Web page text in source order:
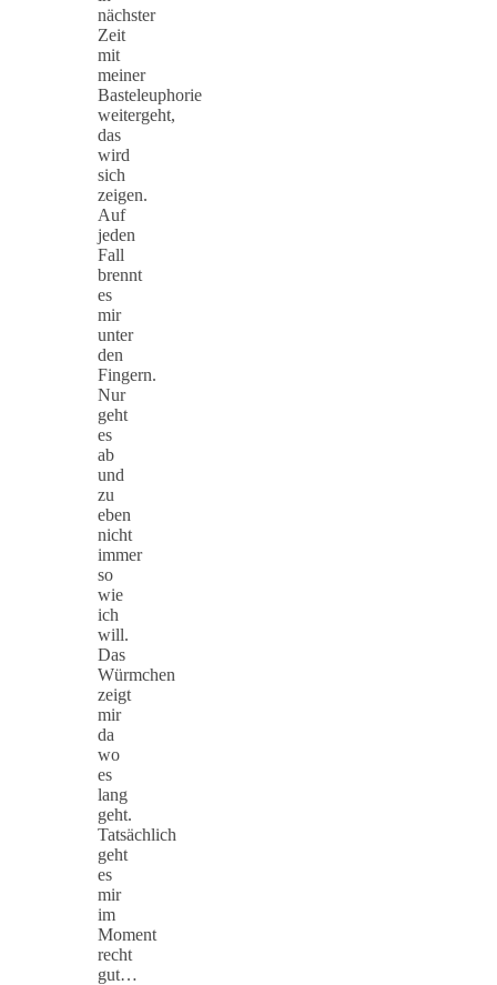
nächster
Zeit
mit
meiner
Basteleuphorie
weitergeht,
das
wird
sich
zeigen.
Auf
jeden
Fall
brennt
es
mir
unter
den
Fingern.
Nur
geht
es
ab
und
zu
eben
nicht
immer
so
wie
ich
will.
Das
Würmchen
zeigt
mir
da
wo
es
lang
geht.
Tatsächlich
geht
es
mir
im
Moment
recht
gut…